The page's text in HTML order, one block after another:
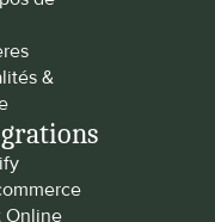
&
Online